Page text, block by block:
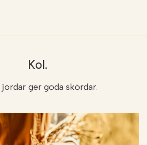
Kol.
ger goda skördar.